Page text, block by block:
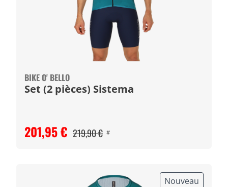
BIKE O' BELLO
Set (2 pièces) Sistema
201,95 € 219,90 € #
Nouveau